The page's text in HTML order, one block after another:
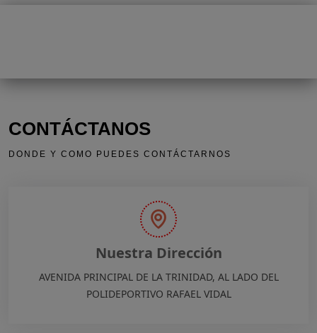
CONTÁCTANOS
DONDE Y COMO PUEDES CONTÁCTARNOS
Nuestra Dirección
AVENIDA PRINCIPAL DE LA TRINIDAD, AL LADO DEL
POLIDEPORTIVO RAFAEL VIDAL